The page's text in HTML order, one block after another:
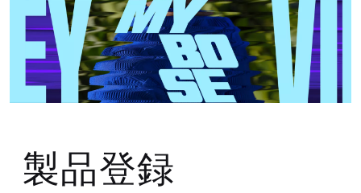
製品登録